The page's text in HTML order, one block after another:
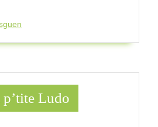
p’tite Ludo